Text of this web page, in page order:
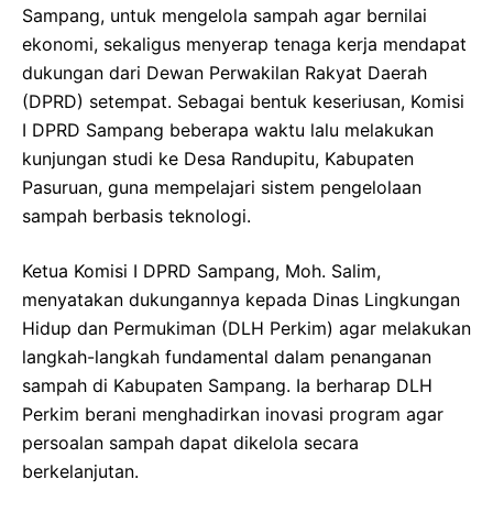
Sampang, untuk mengelola sampah agar bernilai
ekonomi, sekaligus menyerap tenaga kerja mendapat
dukungan dari Dewan Perwakilan Rakyat Daerah
(DPRD) setempat. Sebagai bentuk keseriusan, Komisi
I DPRD Sampang beberapa waktu lalu melakukan
kunjungan studi ke Desa Randupitu, Kabupaten
Pasuruan, guna mempelajari sistem pengelolaan
sampah berbasis teknologi.
Ketua Komisi I DPRD Sampang, Moh. Salim,
menyatakan dukungannya kepada Dinas Lingkungan
Hidup dan Permukiman (DLH Perkim) agar melakukan
langkah-langkah fundamental dalam penanganan
sampah di Kabupaten Sampang. Ia berharap DLH
Perkim berani menghadirkan inovasi program agar
persoalan sampah dapat dikelola secara
berkelanjutan.